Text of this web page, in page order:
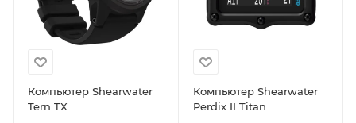
Компьютер Shearwater
Tern TX
Компьютер Shearwater
Perdix II Titan